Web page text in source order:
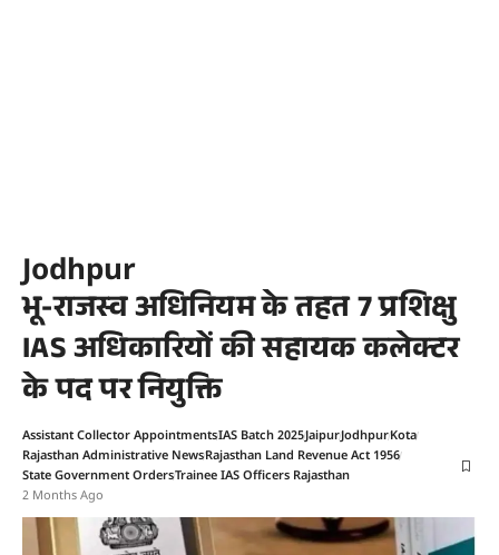
Jodhpur
भू-राजस्व अधिनियम के तहत 7 प्रशिक्षु
IAS अधिकारियों की सहायक कलेक्टर
के पद पर नियुक्ति
Assistant Collector AppointmentsIAS Batch 2025JaipurJodhpurKota
Rajasthan Administrative NewsRajasthan Land Revenue Act 1956
State Government OrdersTrainee IAS Officers Rajasthan
2 Months Ago